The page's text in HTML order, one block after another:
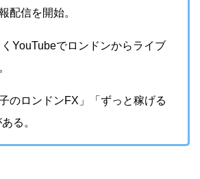
配信を開始。
YouTubeでロンドンからライブ
のロンドンFX」「ずっと稼げる
る。